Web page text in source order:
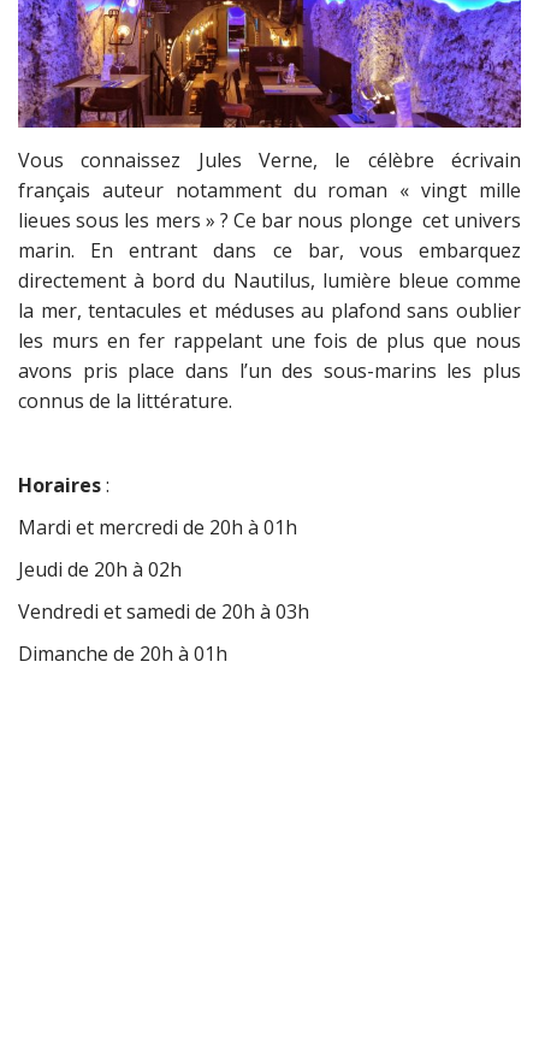
Vous connaissez Jules Verne, le célèbre écrivain
français auteur notamment du roman « vingt mille
lieues sous les mers » ? Ce bar nous plonge cet univers
marin. En entrant dans ce bar, vous embarquez
directement à bord du Nautilus, lumière bleue comme
la mer, tentacules et méduses au plafond sans oublier
les murs en fer rappelant une fois de plus que nous
avons pris place dans l’un des sous-marins les plus
connus de la littérature.
Horaires:
Mardi et mercredi de 20h à 01h
Jeudi de 20h à 02h
Vendredi et samedi de 20h à 03h
Dimanche de 20h à 01h